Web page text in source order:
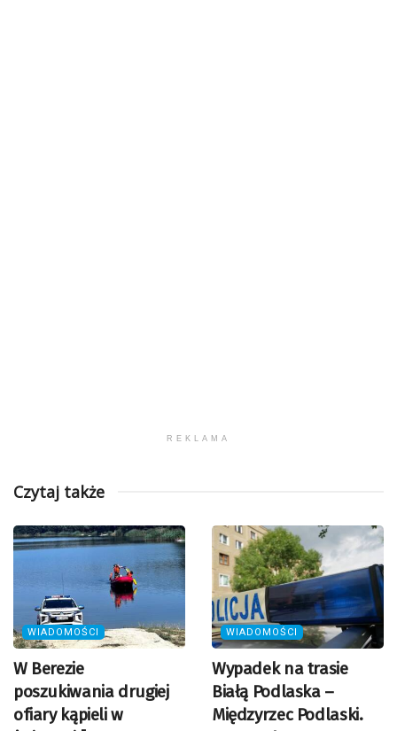
REKLAMA
Czytaj także
WIADOMOŚCI
W Berezie
poszukiwania drugiej
ofiary kąpieli w
WIADOMOŚCI
Wypadek na trasie
Białą Podlaska –
Międzyrzec Podlaski.